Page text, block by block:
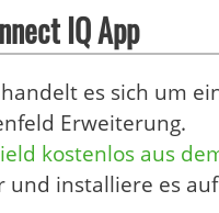
IQ App
es sich um
Erweiterung.
kostenlos aus
und installiere es